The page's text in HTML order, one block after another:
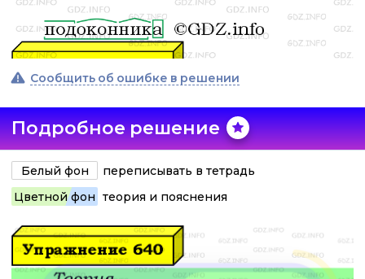
Сообщить об ошибке в решении
Подробное решение
Белый фон
переписывать в тетрадь
Цветной фон теория и пояснения